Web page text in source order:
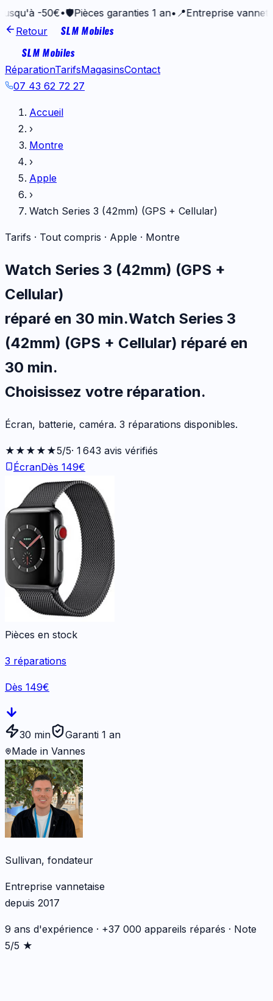
-50€•🛡️Pièces garanties 1 an•📍Entreprise vannetaise
Retour
SLM Mobiles
SLM Mobiles
RéparationTarifsMagasinsContact
07 43 62 72 27
Accueil
›
Montre
›
Apple
›
Watch Series 3 (42mm) (GPS + Cellular)
Tarifs · Tout compris · Apple · Montre
Watch Series 3 (42mm) (GPS +
Cellular)
réparé en 30 min.Watch Series 3
(42mm) (GPS + Cellular) réparé en
30 min.
Choisissez votre réparation.
Écran, batterie, caméra. 3 réparations disponibles.
★★★★★5/5· 1 643 avis vérifiés
ÉcranDès 149€
Pièces en stock
3 réparations
Dès 149€
30 min
Garanti 1 an
Made in Vannes
Sullivan, fondateur
Entreprise vannetaise
depuis 2017
9 ans d'expérience · +37 000 appareils réparés · Note
5/5 ★